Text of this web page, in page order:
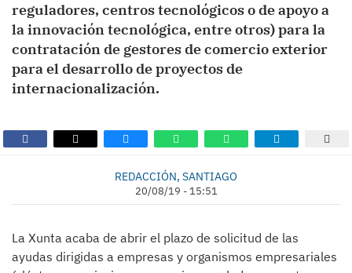
reguladores, centros tecnológicos o de apoyo a
la innovación tecnológica, entre otros) para la
contratación de gestores de comercio exterior
para el desarrollo de proyectos de
internacionalización.
REDACCIÓN, SANTIAGO
20/08/19 - 15:51
La Xunta acaba de abrir el plazo de solicitud de las
ayudas dirigidas a empresas y organismos empresariales